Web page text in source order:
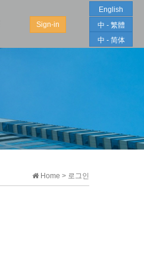
Sign-in
English
中 - 繁體
中 - 简体
Home > 로그인